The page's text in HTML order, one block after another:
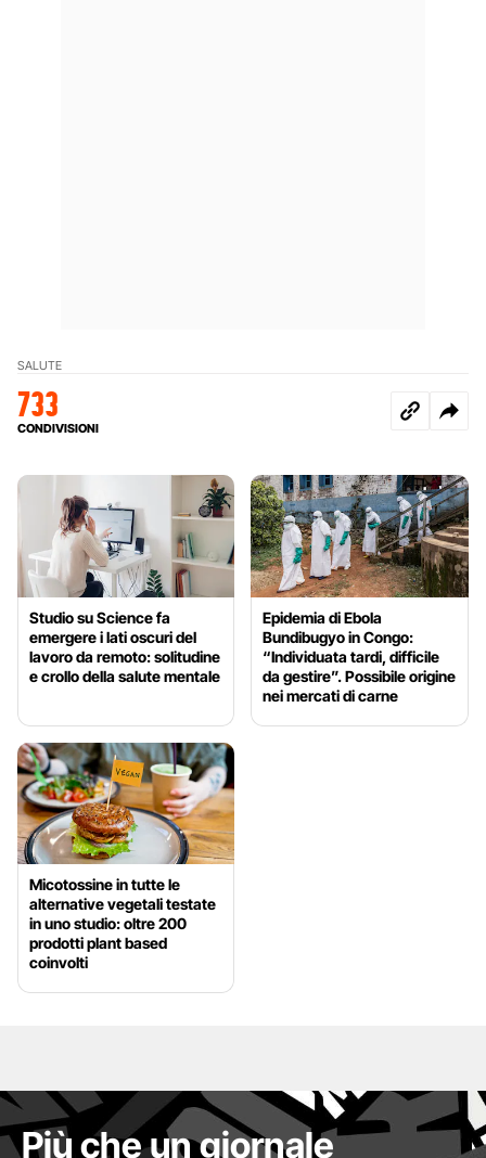
SALUTE
733
CONDIVISIONI
Studio su Science fa
emergere i lati oscuri del
lavoro da remoto: solitudine
e crollo della salute mentale
Epidemia di Ebola
Bundibugyo in Congo:
“Individuata tardi, difficile
da gestire”. Possibile origine
nei mercati di carne
Micotossine in tutte le
alternative vegetali testate
in uno studio: oltre 200
prodotti plant based
coinvolti
Più che un giornale